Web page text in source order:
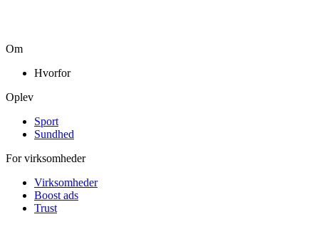
Om
Hvorfor
Oplev
Sport
Sundhed
For virksomheder
Virksomheder
Boost ads
Trust